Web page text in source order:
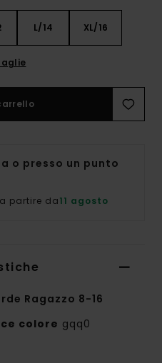
L/14 XL/16
o presso un punto
partire da11 agosto
Ragazzo 8-16
colore gqq0